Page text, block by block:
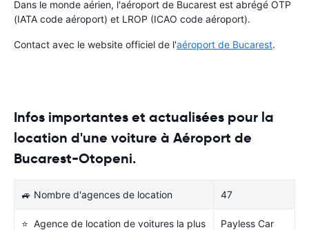
Dans le monde aérien, l'aéroport de Bucarest est abrégé OTP
(IATA code aéroport) et LROP (ICAO code aéroport).
Contact avec le website officiel de l'aéroport de Bucarest.
Infos importantes et actualisées pour la
location d'une voiture à Aéroport de
Bucarest-Otopeni.
🚙 Nombre d'agences de location 47
⭐ Agence de location de voitures la plus
Payless Car